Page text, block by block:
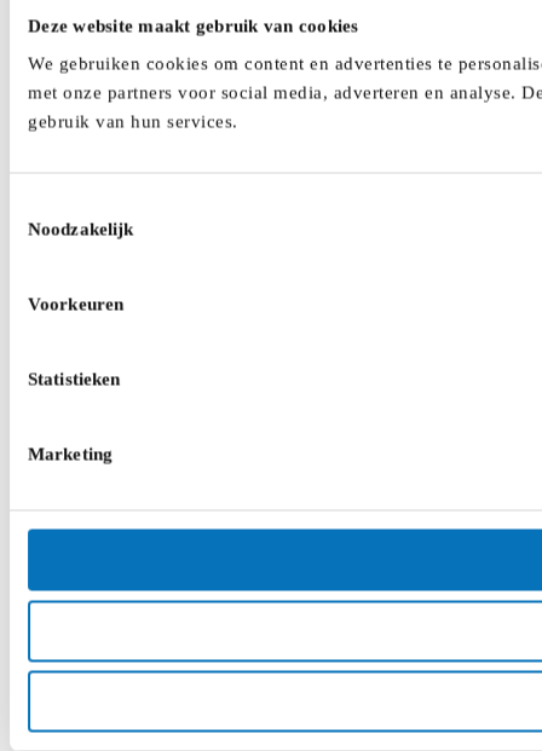
Deze website maakt gebruik van cookies
We gebruiken cookies om content en advertenties te
met onze partners voor social media, adverteren en analyse.
gebruik van hun services.
Noodzakelijk
Voorkeuren
Statistieken
Marketing